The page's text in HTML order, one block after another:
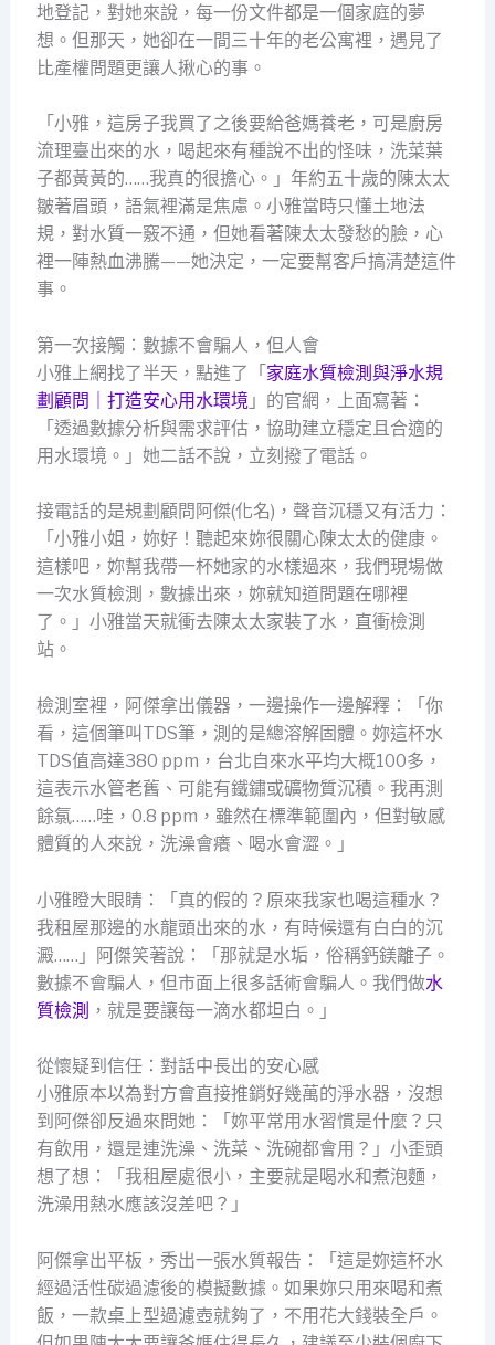
地登記，對她來說，每一份文件都是一個家庭的夢
想。但那天，她卻在一間三十年的老公寓裡，遇見了
比產權問題更讓人揪心的事。
「小雅，這房子我買了之後要給爸媽養老，可是廚房
流理臺出來的水，喝起來有種說不出的怪味，洗菜葉
子都黃黃的……我真的很擔心。」年約五十歲的陳太太
皺著眉頭，語氣裡滿是焦慮。小雅當時只懂土地法
規，對水質一竅不通，但她看著陳太太發愁的臉，心
裡一陣熱血沸騰——她決定，一定要幫客戶搞清楚這件
事。
第一次接觸：數據不會騙人，但人會
小雅上網找了半天，點進了「 家庭水質檢測與淨水規
劃顧問｜打造安心用水環境 」的官網，上面寫著：
「透過數據分析與需求評估，協助建立穩定且合適的
用水環境。」她二話不說，立刻撥了電話。
接電話的是規劃顧問阿傑(化名)，聲音沉穩又有活力：
「小雅小姐，妳好！聽起來妳很關心陳太太的健康。
這樣吧，妳幫我帶一杯她家的水樣過來，我們現場做
一次水質檢測，數據出來，妳就知道問題在哪裡
了。」小雅當天就衝去陳太太家裝了水，直衝檢測
站。
檢測室裡，阿傑拿出儀器，一邊操作一邊解釋：「你
看，這個筆叫TDS筆，測的是總溶解固體。妳這杯水
TDS值高達380 ppm，台北自來水平均大概100多，
這表示水管老舊、可能有鐵鏽或礦物質沉積。我再測
餘氯……哇，0.8 ppm，雖然在標準範圍內，但對敏感
體質的人來說，洗澡會癢、喝水會澀。」
小雅瞪大眼睛：「真的假的？原來我家也喝這種水？
我租屋那邊的水龍頭出來的水，有時候還有白白的沉
澱……」阿傑笑著說：「那就是水垢，俗稱鈣鎂離子。
數據不會騙人，但市面上很多話術會騙人。我們做水
質檢測 ，就是要讓每一滴水都坦白。」
從懷疑到信任：對話中長出的安心感
小雅原本以為對方會直接推銷好幾萬的淨水器，沒想
到阿傑卻反過來問她：「妳平常用水習慣是什麼？只
有飲用，還是連洗澡、洗菜、洗碗都會用？」小歪頭
想了想：「我租屋處很小，主要就是喝水和煮泡麵，
洗澡用熱水應該沒差吧？」
阿傑拿出平板，秀出一張水質報告：「這是妳這杯水
經過活性碳過濾後的模擬數據。如果妳只用來喝和煮
飯，一款桌上型過濾壺就夠了，不用花大錢裝全戶。